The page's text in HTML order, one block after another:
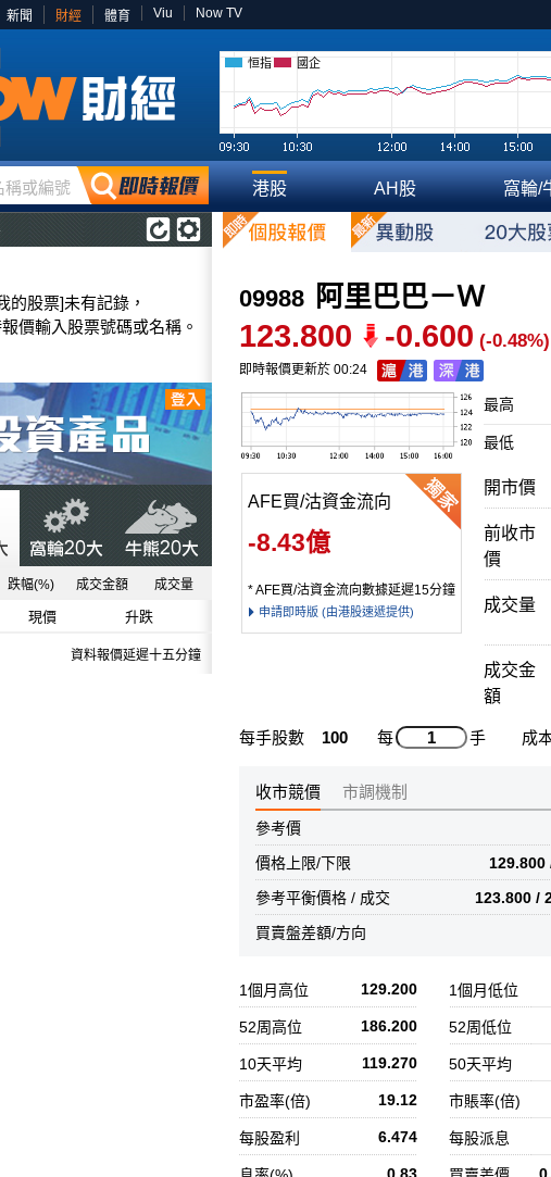
新聞 財經 體育 Viu Now TV
恒指 國企
稱或編號 港股 AH股 窩輪/
的股票]未有記錄，
價輸入股票號碼或名稱。
跌幅(%) 成交金額 成交量
現價 升跌
資料報價延遲十五分鐘
09988 阿里巴巴－Ｗ
123.800 -0.600 (-0.48%)
即時報價更新於 00:24
最高
最低
AFE買/沽資金流向
-8.43億
* AFE買/沽資金流向數據延遲15分鐘
申請即時版 (由港股速遞提供)
開市價
前收市
價
成交量
成交金
額
每手股數 100 每 手 成
收市競價 市調機制
參考價
129.800
價格上限/下限
123.800 /
參考平衡價格 / 成交
買賣盤差額/方向
1個月高位 129.200 1個月低位
52周高位 186.200 52周低位
10天平均 119.270 50天平均
市盈率(倍) 19.12 市賬率(倍)
每股盈利 6.474 每股派息